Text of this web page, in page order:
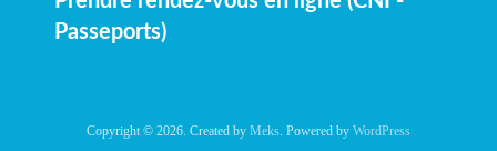
Passeports)
Copyright © 2026. Created by Meks . Powered by WordPress